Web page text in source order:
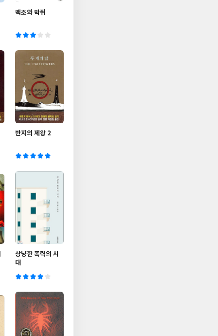
백조와 박쥐
반지의 제왕 2
상냥한 폭력의 시
대